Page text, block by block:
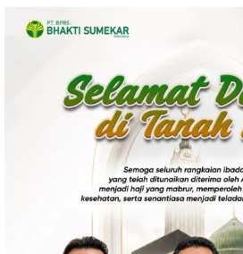
Gaya Hidup
Otomotif
Ilmiah